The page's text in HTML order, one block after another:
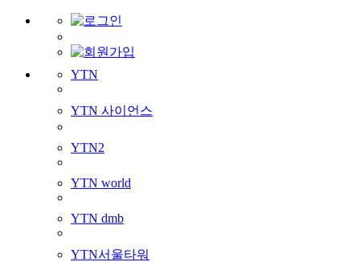
YTN
YTN 사이언스
YTN2
YTN world
YTN dmb
YTN서울타워